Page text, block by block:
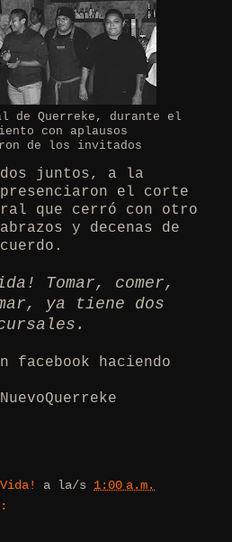
de Querreke, durante el
con aplausos
de los invitados
juntos, a la
el corte
que cerró con otro
y decenas de
Tomar, comer,
ya tiene dos
facebook haciendo
a la/s 1:00 a.m.